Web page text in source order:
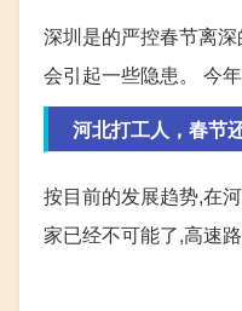
深圳是的严控春节离
会引起一些隐患。 今
河北打工人，春节
按目前的发展趋势,在
家已经不可能了,高速